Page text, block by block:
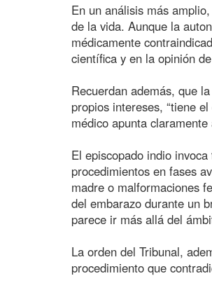
En un análisis más
de la vida. Aunque la
médicamente
científica y en la opinión
Recuerdan además, que
propios intereses, “tiene
médico apunta
El episcopado indio
procedimientos en fases
madre o malformaciones
del embarazo durante un
parece ir más allá del
La orden del Tribunal,
procedimiento que